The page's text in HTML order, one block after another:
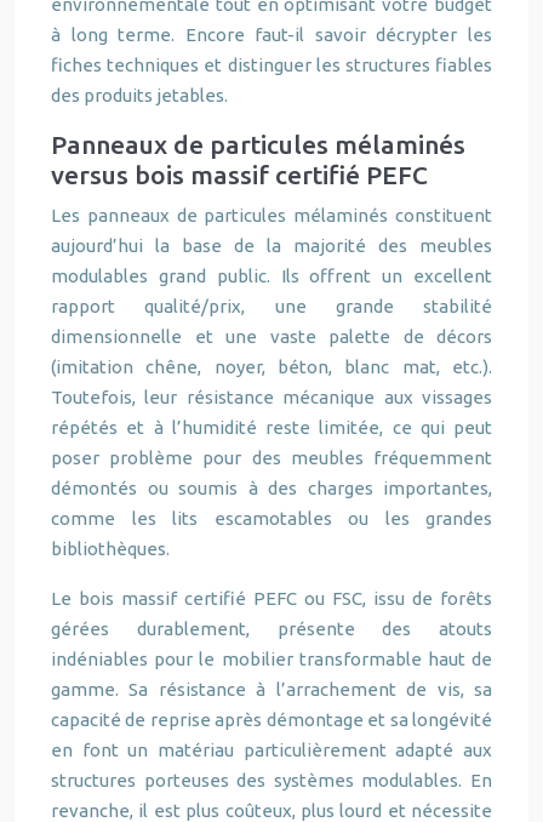
environnementale tout en optimisant votre budget
à long terme. Encore faut-il savoir décrypter les
fiches techniques et distinguer les structures fiables
des produits jetables.
Panneaux de particules mélaminés
versus bois massif certifié PEFC
Les panneaux de particules mélaminés constituent
aujourd’hui la base de la majorité des meubles
modulables grand public. Ils offrent un excellent
rapport qualité/prix, une grande stabilité
dimensionnelle et une vaste palette de décors
(imitation chêne, noyer, béton, blanc mat, etc.).
Toutefois, leur résistance mécanique aux vissages
répétés et à l’humidité reste limitée, ce qui peut
poser problème pour des meubles fréquemment
démontés ou soumis à des charges importantes,
comme les lits escamotables ou les grandes
bibliothèques.
Le bois massif certifié PEFC ou FSC, issu de forêts
gérées durablement, présente des atouts
indéniables pour le mobilier transformable haut de
gamme. Sa résistance à l’arrachement de vis, sa
capacité de reprise après démontage et sa longévité
en font un matériau particulièrement adapté aux
structures porteuses des systèmes modulables. En
revanche, il est plus coûteux, plus lourd et nécessite